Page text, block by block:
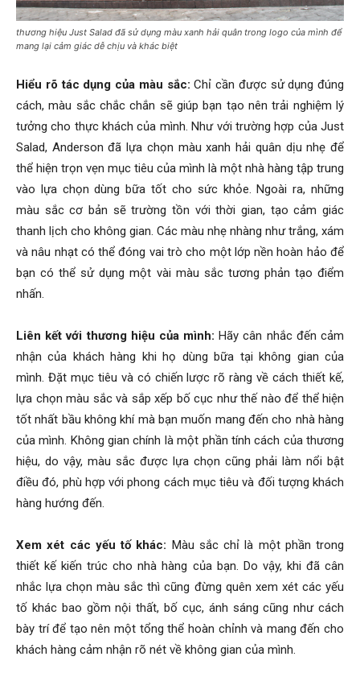
thương hiệu Just Salad đã sử dụng màu xanh hải quân trong logo của mình để
mang lại cảm giác dễ chịu và khác biệt
Hiểu rõ tác dụng của màu sắc:Chỉ cần được sử dụng đúng
cách, màu sắc chắc chắn sẽ giúp bạn tạo nên trải nghiệm lý
tưởng cho thực khách của mình. Như với trường hợp của Just
Salad, Anderson đã lựa chọn màu xanh hải quân dịu nhẹ để
thể hiện trọn vẹn mục tiêu của mình là một nhà hàng tập trung
vào lựa chọn dùng bữa tốt cho sức khỏe. Ngoài ra, những
màu sắc cơ bản sẽ trường tồn với thời gian, tạo cảm giác
thanh lịch cho không gian. Các màu nhẹ nhàng như trắng, xám
và nâu nhạt có thể đóng vai trò cho một lớp nền hoàn hảo để
bạn có thể sử dụng một vài màu sắc tương phản tạo điểm
nhấn.
Liên kết với thương hiệu của mình:Hãy cân nhắc đến cảm
nhận của khách hàng khi họ dùng bữa tại không gian của
mình. Đặt mục tiêu và có chiến lược rõ ràng về cách thiết kế,
lựa chọn màu sắc và sắp xếp bố cục như thế nào để thể hiện
tốt nhất bầu không khí mà bạn muốn mang đến cho nhà hàng
của mình. Không gian chính là một phần tính cách của thương
hiệu, do vậy, màu sắc được lựa chọn cũng phải làm nổi bật
điều đó, phù hợp với phong cách mục tiêu và đối tượng khách
hàng hướng đến.
Xem xét các yếu tố khác: Màu sắc chỉ là một phần trong
thiết kế kiến trúc cho nhà hàng của bạn. Do vậy, khi đã cân
nhắc lựa chọn màu sắc thì cũng đừng quên xem xét các yếu
tố khác bao gồm nội thất, bố cục, ánh sáng cũng như cách
bày trí để tạo nên một tổng thể hoàn chỉnh và mang đến cho
khách hàng cảm nhận rõ nét về không gian của mình.